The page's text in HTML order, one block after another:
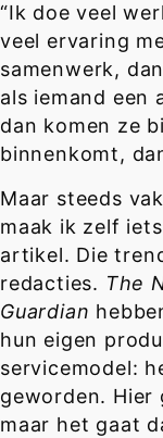
“Ik doe veel
veel ervaring
samenwerk,
als iemand
dan komen ze
binnenkomt,
Maar steeds
maak ik zelf
artikel. Die
redacties. The
Guardian
hun eigen
servicemodel:
geworden. Hier
maar het gaat